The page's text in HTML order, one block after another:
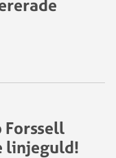
Forssell
linjeguld!